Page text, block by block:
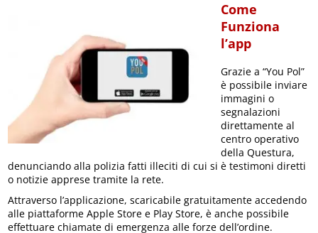
Come
Funziona
l’app
Grazie a “You Pol”
è possibile inviare
immagini o
segnalazioni
direttamente al
centro operativo
della Questura,
denunciando alla polizia fatti illeciti di cui si è testimoni diretti
o notizie apprese tramite la rete.
Attraverso l’applicazione, scaricabile gratuitamente accedendo
alle piattaforme Apple Store e Play Store, è anche possibile
effettuare chiamate di emergenza alle forze dell’ordine.